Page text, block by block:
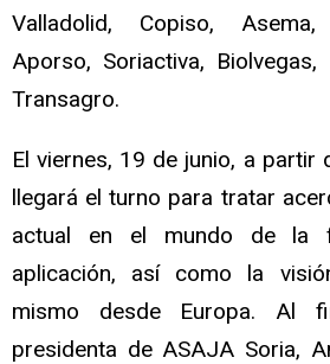
Valladolid, Copiso,
Aporso, Soriactiva,
Transagro.
El viernes, 19 de junio, a partir
llegará el turno para tratar
actual en el mundo de la
aplicación, así como la
mismo desde Europa. Al
presidenta de ASAJA Soria,